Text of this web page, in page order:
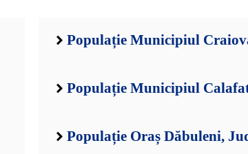
Populație Municipiul
Populație Municipiul
Populație Oraș Dăbuleni,